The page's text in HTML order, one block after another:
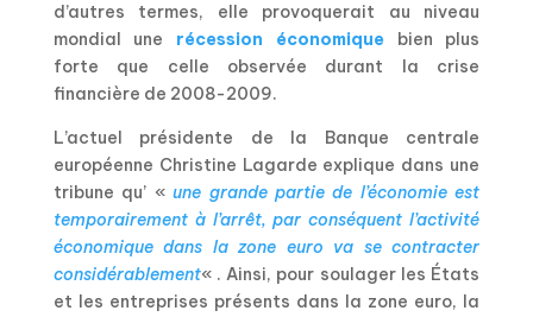
d’autres termes, elle provoquerait au niveau
mondial une récession économiquebien plus
forte que celle observée durant la crise
financière de 2008-2009.
L’actuel présidente de la Banque centrale
européenne Christine Lagarde explique dans une
tribune qu’ «une grande partie de l’économie est
temporairement à l’arrêt, par conséquent l’activité
économique dans la zone euro va se contracter
considérablement« . Ainsi, pour soulager les États
et les entreprises présents dans la zone euro, la